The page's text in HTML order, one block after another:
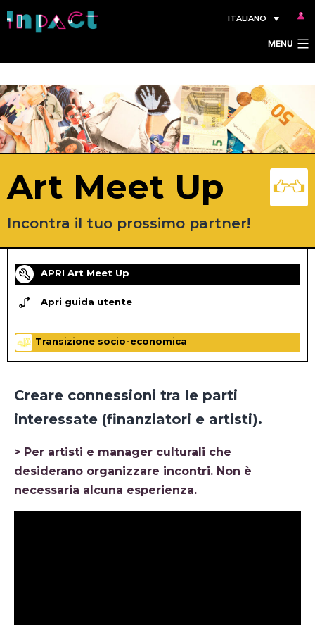
Salta
al
ITALIANO
MENU
Art Meet Up
Incontra il tuo prossimo partner!
Creare connessioni tra le parti
interessate (finanziatori e artisti).
> Per artisti e manager culturali che
desiderano organizzare incontri. Non è
necessaria alcuna esperienza.
APRI Art Meet Up
Apri guida utente
Transizione socio-economica